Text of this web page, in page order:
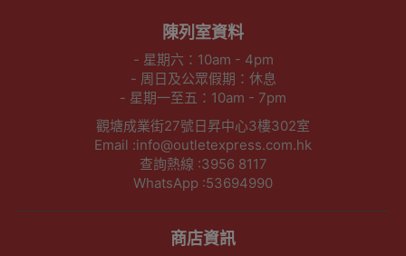
陳列室資料
- 星期六：10am - 4pm
- 周日及公眾假期：休息
- 星期一至五：10am - 7pm
觀塘成業街27號日昇中心3樓302室
Email :info@outletexpress.com.hk
查詢熱線 :3956 8117
WhatsApp :53694990
商店資訊